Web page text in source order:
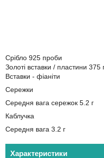
Срібло 925 проби
Золоті вставки / пластини
Вставки - фіаніти
Сережки
Середня вага сережок 5.2 г
Каблучка
Середня вага 3.2 г
Характеристики